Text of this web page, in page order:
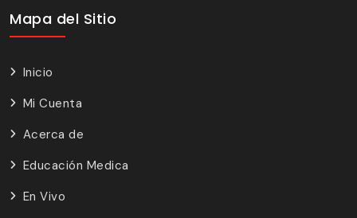
Mapa del Sitio
Inicio
Mi Cuenta
Acerca de
Educación Medica
En Vivo